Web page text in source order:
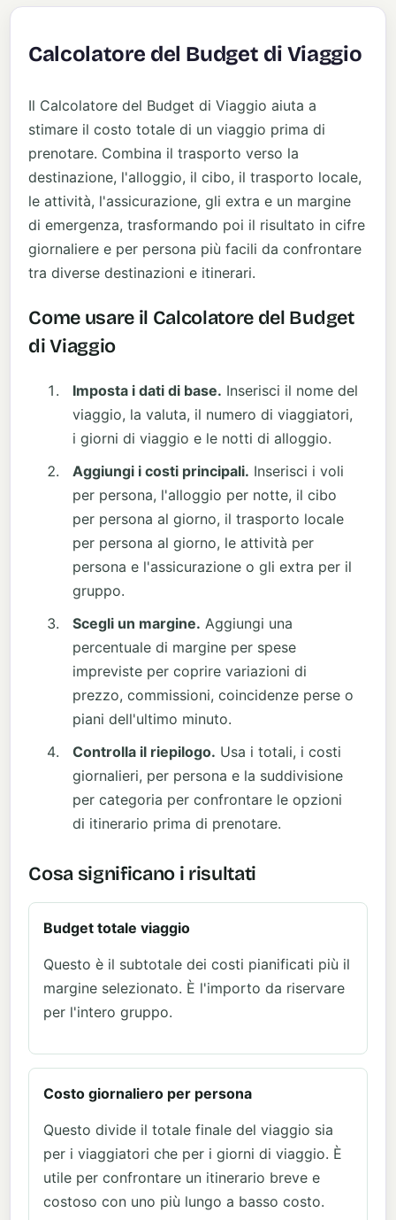
Calcolatore del Budget di Viaggio
Il Calcolatore del Budget di Viaggio aiuta a
stimare il costo totale di un viaggio prima di
prenotare. Combina il trasporto verso la
destinazione, l'alloggio, il cibo, il trasporto locale,
le attività, l'assicurazione, gli extra e un margine
di emergenza, trasformando poi il risultato in cifre
giornaliere e per persona più facili da confrontare
tra diverse destinazioni e itinerari.
Come usare il Calcolatore del Budget
di Viaggio
Imposta i dati di base. Inserisci il nome del
viaggio, la valuta, il numero di viaggiatori,
i giorni di viaggio e le notti di alloggio.
Aggiungi i costi principali. Inserisci i voli
per persona, l'alloggio per notte, il cibo
per persona al giorno, il trasporto locale
per persona al giorno, le attività per
persona e l'assicurazione o gli extra per il
gruppo.
Scegli un margine. Aggiungi una
percentuale di margine per spese
impreviste per coprire variazioni di
prezzo, commissioni, coincidenze perse o
piani dell'ultimo minuto.
Controlla il riepilogo. Usa i totali, i costi
giornalieri, per persona e la suddivisione
per categoria per confrontare le opzioni
di itinerario prima di prenotare.
Cosa significano i risultati
Budget totale viaggio
Questo è il subtotale dei costi pianificati più il
margine selezionato. È l'importo da riservare
per l'intero gruppo.
Costo giornaliero per persona
Questo divide il totale finale del viaggio sia
per i viaggiatori che per i giorni di viaggio. È
utile per confrontare un itinerario breve e
costoso con uno più lungo a basso costo.